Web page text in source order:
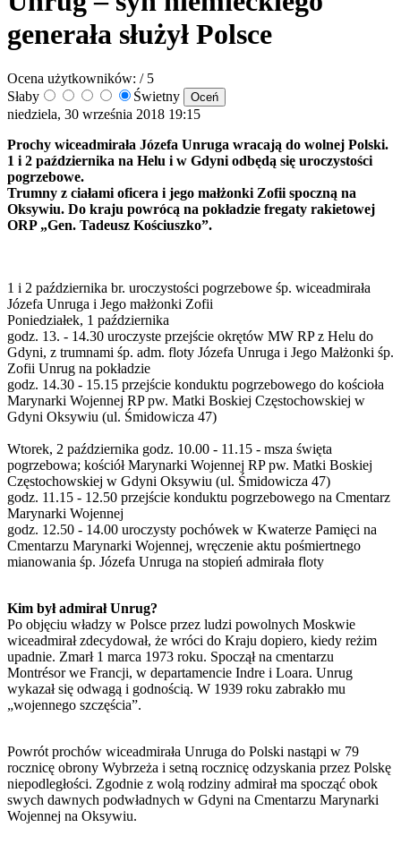
generała służył Polsce
Ocena użytkowników: / 5
Słaby
Świetny
niedziela, 30 września 2018 19:15
Prochy wiceadmirała Józefa Unruga wracają do wolnej Polski.
1 i 2 października na Helu i w Gdyni odbędą się uroczystości
pogrzebowe.
Trumny z ciałami oficera i jego małżonki Zofii spoczną na
Oksywiu. Do kraju powrócą na pokładzie fregaty rakietowej
ORP „Gen. Tadeusz Kościuszko”.
1 i 2 października br. uroczystości pogrzebowe śp. wiceadmirała
Józefa Unruga i Jego małżonki Zofii
Poniedziałek, 1 października
godz. 13. - 14.30 uroczyste przejście okrętów MW RP z Helu do
Gdyni, z trumnami śp. adm. floty Józefa Unruga i Jego Małżonki śp.
Zofii Unrug na pokładzie
godz. 14.30 - 15.15 przejście konduktu pogrzebowego do kościoła
Marynarki Wojennej RP pw. Matki Boskiej Częstochowskiej w
Gdyni Oksywiu (ul. Śmidowicza 47)
Wtorek, 2 października godz. 10.00 - 11.15 - msza święta
pogrzebowa; kościół Marynarki Wojennej RP pw. Matki Boskiej
Częstochowskiej w Gdyni Oksywiu (ul. Śmidowicza 47)
godz. 11.15 - 12.50 przejście konduktu pogrzebowego na Cmentarz
Marynarki Wojennej
godz. 12.50 - 14.00 uroczysty pochówek w Kwaterze Pamięci na
Cmentarzu Marynarki Wojennej, wręczenie aktu pośmiertnego
mianowania śp. Józefa Unruga na stopień admirała floty
Kim był admirał Unrug?
Po objęciu władzy w Polsce przez ludzi powolnych Moskwie
wiceadmirał zdecydował, że wróci do Kraju dopiero, kiedy reżim
upadnie. Zmarł 1 marca 1973 roku. Spoczął na cmentarzu
Montrésor we Francji, w departamencie Indre i Loara. Unrug
wykazał się odwagą i godnością. W 1939 roku zabrakło mu
„wojennego szczęścia”.
Powrót prochów wiceadmirała Unruga do Polski nastąpi w 79
rocznicę obrony Wybrzeża i setną rocznicę odzyskania przez Polskę
niepodległości. Zgodnie z wolą rodziny admirał ma spocząć obok
swych dawnych podwładnych w Gdyni na Cmentarzu Marynarki
Wojennej na Oksywiu.